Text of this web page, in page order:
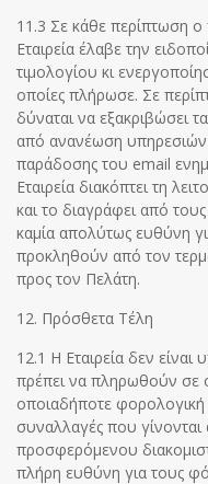
11.3 Σε κάθε περίπτωση ο
Εταιρεία έλαβε την
τιμολογίου κι
οποίες πλήρωσε. Σε
δύναται να εξακριβώσει
από ανανέωση
παράδοσης του email
Εταιρεία διακόπτει τη
και το διαγράφει από
καμία απολύτως ευθύνη
προκληθούν από τον
προς τον Πελάτη.
12. Πρόσθετα Τέλη
12.1 Η Εταιρεία δεν
πρέπει να πληρωθούν σε
οποιαδήποτε
συναλλαγές που
προσφερόμενου
πλήρη ευθύνη για τους